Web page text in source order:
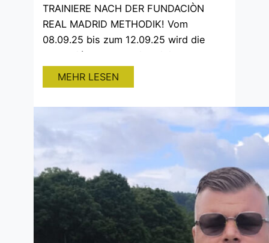
TRAINIERE NACH DER FUNDACIÒN
REAL MADRID METHODIK! Vom
08.09.25 bis zum 12.09.25 wird die
Fundación Real Madrid Clinic,
organisiert von Kohfahl Ballstrategien,
erneut in Haltingen stattfinden. Das
wird auch in diesem Jahr auf dem
Vereinsgelände des FV Haltingen 1920
durchgeführt. Unter dem Motto „Play
The REAL Way“ können sich sieben bis
16-jährige…
MEHR LESEN